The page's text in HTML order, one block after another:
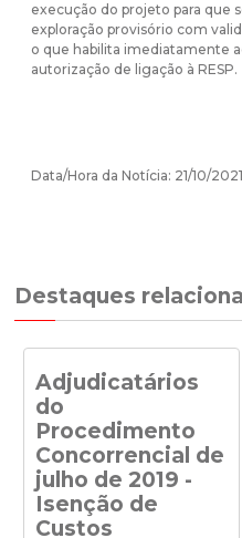
execução do projeto para que
exploração provisório com
o que habilita imediatamente
autorização de ligação à RESP.
Data/Hora da Notícia: 21/10/2021
Destaques
Adjudicatários
do
Procedimento
Concorrencial de
julho de 2019 -
Isenção de
Custos